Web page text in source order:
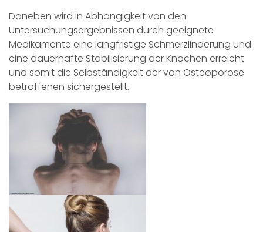
Daneben wird in Abhängigkeit von den
Untersuchungsergebnissen durch geeignete
Medikamente eine langfristige Schmerzlinderung und
eine dauerhafte Stabilisierung der Knochen erreicht
und somit die Selbständigkeit der von Osteoporose
betroffenen sichergestellt.